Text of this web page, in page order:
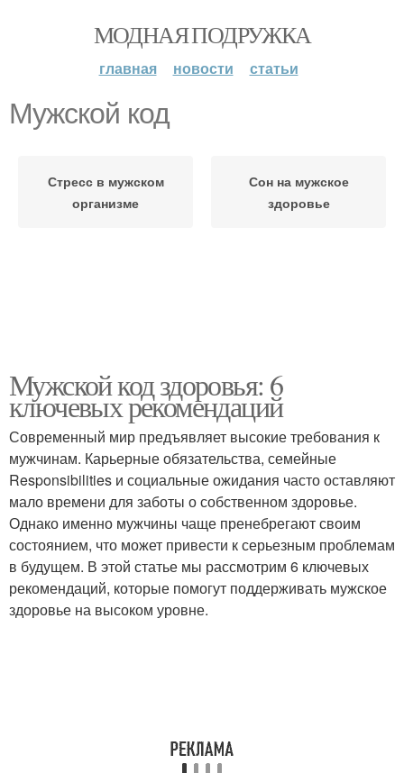
МОДНАЯ ПОДРУЖКА
главная новости статьи
Мужской код
Стресс в мужском
организме
Сон на мужское
здоровье
Мужской код здоровья: 6
ключевых рекомендаций
Современный мир предъявляет высокие требования к
мужчинам. Карьерные обязательства, семейные
Responsibilities и социальные ожидания часто оставляют
мало времени для заботы о собственном здоровье.
Однако именно мужчины чаще пренебрегают своим
состоянием, что может привести к серьезным проблемам
в будущем. В этой статье мы рассмотрим 6 ключевых
рекомендаций, которые помогут поддерживать мужское
здоровье на высоком уровне.